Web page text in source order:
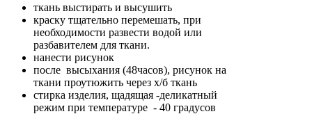
ткань выстирать и высушить
краску тщательно перемешать, при
необходимости развести водой или
разбавителем для ткани.
нанести рисунок
после высыхания (48часов), рисунок на
ткани проутюжить через х/б ткань
стирка изделия, щадящая -деликатный
режим при температуре - 40 градусов